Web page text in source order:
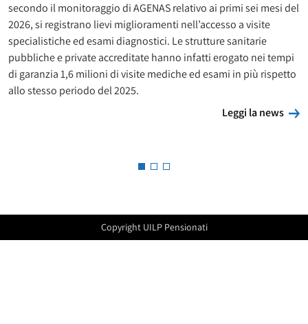
secondo il monitoraggio di AGENAS relativo ai primi sei mesi del
2026, si registrano lievi miglioramenti nell’accesso a visite
specialistiche ed esami diagnostici. Le strutture sanitarie
pubbliche e private accreditate hanno infatti erogato nei tempi
di garanzia 1,6 milioni di visite mediche ed esami in più rispetto
allo stesso periodo del 2025.
Leggi la news
Copyright UILP Pensionati